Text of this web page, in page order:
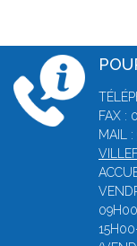
FAX :
MAIL :